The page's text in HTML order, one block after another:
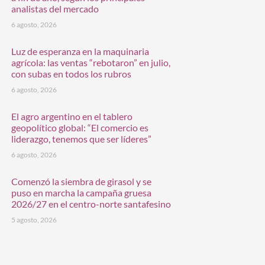
analistas del mercado
6 agosto, 2026
Luz de esperanza en la maquinaria
agrícola: las ventas “rebotaron” en julio,
con subas en todos los rubros
6 agosto, 2026
El agro argentino en el tablero
geopolítico global: “El comercio es
liderazgo, tenemos que ser líderes”
6 agosto, 2026
Comenzó la siembra de girasol y se
puso en marcha la campaña gruesa
2026/27 en el centro-norte santafesino
5 agosto, 2026